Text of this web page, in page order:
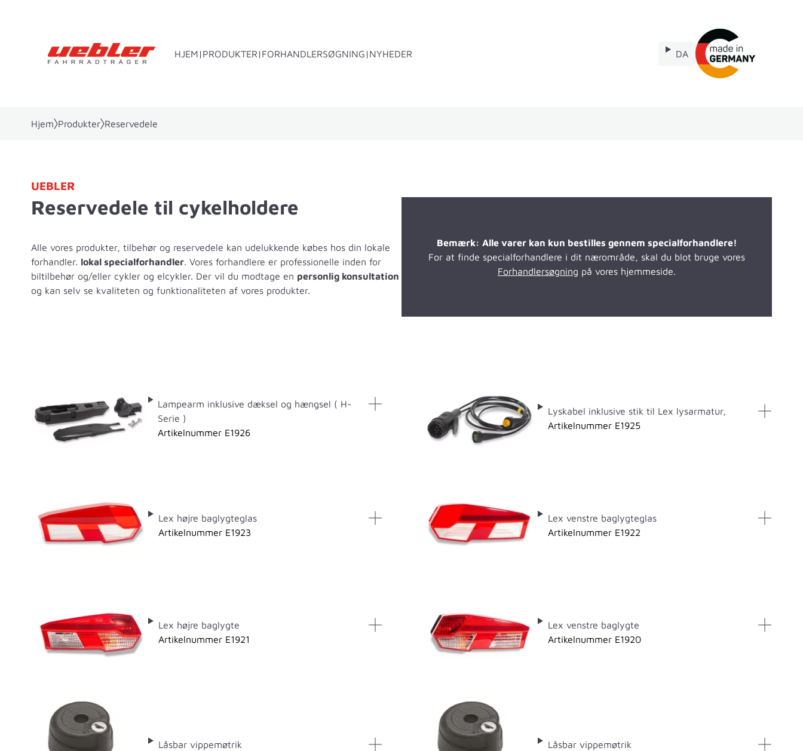
HJEM PRODUKTER FORHANDLERSØGNING NYHEDER DA
Hjem Produkter Reservedele
UEBLER
Reservedele til cykelholdere
Alle vores produkter, tilbehør og reservedele kan udelukkende købes hos din lokale
forhandler. lokal specialforhandler. Vores forhandlere er professionelle inden for
biltilbehør og/eller cykler og elcykler. Der vil du modtage en personlig konsultation
og kan selv se kvaliteten og funktionaliteten af vores produkter.
Bemærk: Alle varer kan kun bestilles gennem specialforhandlere!
For at finde specialforhandlere i dit nærområde, skal du blot bruge vores
Forhandlersøgning på vores hjemmeside.
Lampearm inklusive dæksel og hængsel ( H-
Serie )
Artikelnummer E1926
Lyskabel inklusive stik til Lex lysarmatur,
Artikelnummer E1925
Lex højre baglygteglas
Artikelnummer E1923
Lex venstre baglygteglas
Artikelnummer E1922
Lex højre baglygte
Artikelnummer E1921
Lex venstre baglygte
Artikelnummer E1920
Låsbar vippemøtrik
Låsbar vippemøtrik